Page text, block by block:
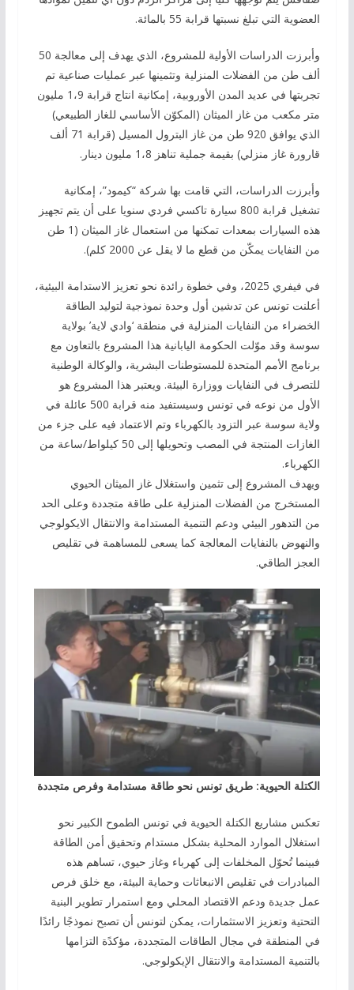
العضوية التي تبلغ نسبتها قرابة 55 بالمائة.
وأبرزت الدراسات الأولية للمشروع، الذي يهدف إلى معالجة 50
ألف طن من الفضلات المنزلية وتثمينها عبر عمليات صناعية تم
تجربتها في عديد المدن الأوروبية، إمكانية انتاج قرابة 1،9 مليون
متر مكعب من غاز الميثان (المكوّن الأساسي للغاز الطبيعي)
الذي يوافق 920 طن من غاز البترول المسيل (قرابة 71 ألف
قارورة غاز منزلي) بقيمة جملية تناهز 1،8 مليون دينار.
وأبرزت الدراسات، التي قامت بها شركة “كيمود”، إمكانية
تشغيل قرابة 800 سيارة تاكسي فردي سنويا على أن يتم تجهيز
هذه السيارات بمعدات تمكنها من استعمال غاز الميثان (1 طن
من النفايات يمكّن من قطع ما لا يقل عن 2000 كلم).
في فيفري 2025، وفي خطوة رائدة نحو تعزيز الاستدامة البيئية،
أعلنت تونس عن تدشين أول وحدة نموذجية لتوليد الطاقة
الخضراء من النفايات المنزلية في منطقة ‘وادي لاية’ بولاية
سوسة وقد موّلت الحكومة اليابانية هذا المشروع بالتعاون مع
برنامج الأمم المتحدة للمستوطنات البشرية، والوكالة الوطنية
للتصرف في النفايات ووزارة البيئة. ويعتبر هذا المشروع هو
الأول من نوعه في تونس وسيستفيد منه قرابة 500 عائلة في
ولاية سوسة عبر التزود بالكهرباء وتم الاعتماد فيه على جزء من
الغازات المنتجة في المصب وتحويلها إلى 50 كيلواط/ساعة من
الكهرباء.
ويهدف المشروع إلى تثمين واستغلال غاز الميثان الحيوي
المستخرج من الفضلات المنزلية على طاقة متجددة وعلى الحد
من التدهور البيئي ودعم التنمية المستدامة والانتقال الايكولوجي
والنهوض بالنفايات المعالجة كما يسعى للمساهمة في تقليص
العجز الطاقي.
الكتلة الحيوية: طريق تونس نحو طاقة مستدامة وفرص متجددة
تعكس مشاريع الكتلة الحيوية في تونس الطموح الكبير نحو
استغلال الموارد المحلية بشكل مستدام وتحقيق أمن الطاقة
فبينما تُحوّل المخلفات إلى كهرباء وغاز حيوي، تساهم هذه
المبادرات في تقليص الانبعاثات وحماية البيئة، مع خلق فرص
عمل جديدة ودعم الاقتصاد المحلي ومع استمرار تطوير البنية
التحتية وتعزيز الاستثمارات، يمكن لتونس أن تصبح نموذجًا رائدًا
في المنطقة في مجال الطاقات المتجددة، مؤكدًة التزامها
بالتنمية المستدامة والانتقال الإيكولوجي.